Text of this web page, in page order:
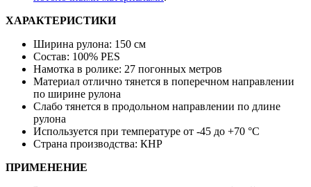
потолочными материалами
Ширина рулона: 150 см
Состав: 100% PES
Намотка в ролике: 27 погонных метров
Материал отлично тянется в поперечном направлении
по ширине рулона
Слабо тянется в продольном направлении по длине
рулона
Используется при температуре от -45 до +70 °С
Страна производства: КНР